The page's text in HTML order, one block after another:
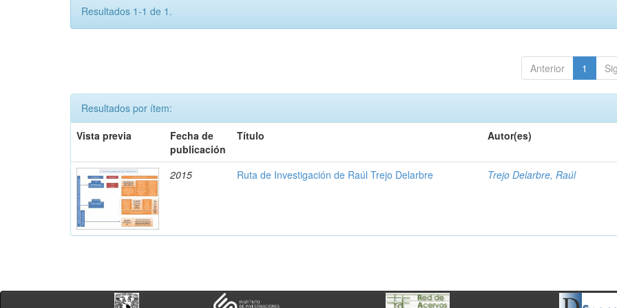
Resultados 1-1 de 1.
Anterior 1
Resultados por ítem:
Vista previa
Fecha de
publicación
Título Autor(es)
2015 Ruta de Investigación de Raúl Trejo Delarbre Trejo Delarbre, Raúl